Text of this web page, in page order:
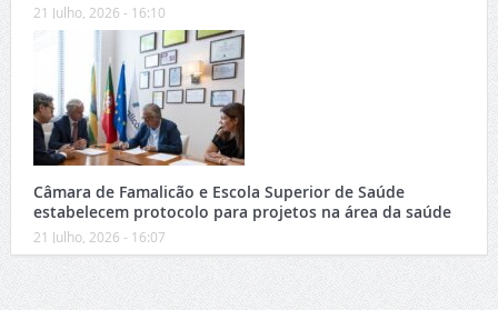
21 Julho, 2026 - 16:10
Câmara de Famalicão e Escola Superior de Saúde
estabelecem protocolo para projetos na área da saúde
21 Julho, 2026 - 16:07